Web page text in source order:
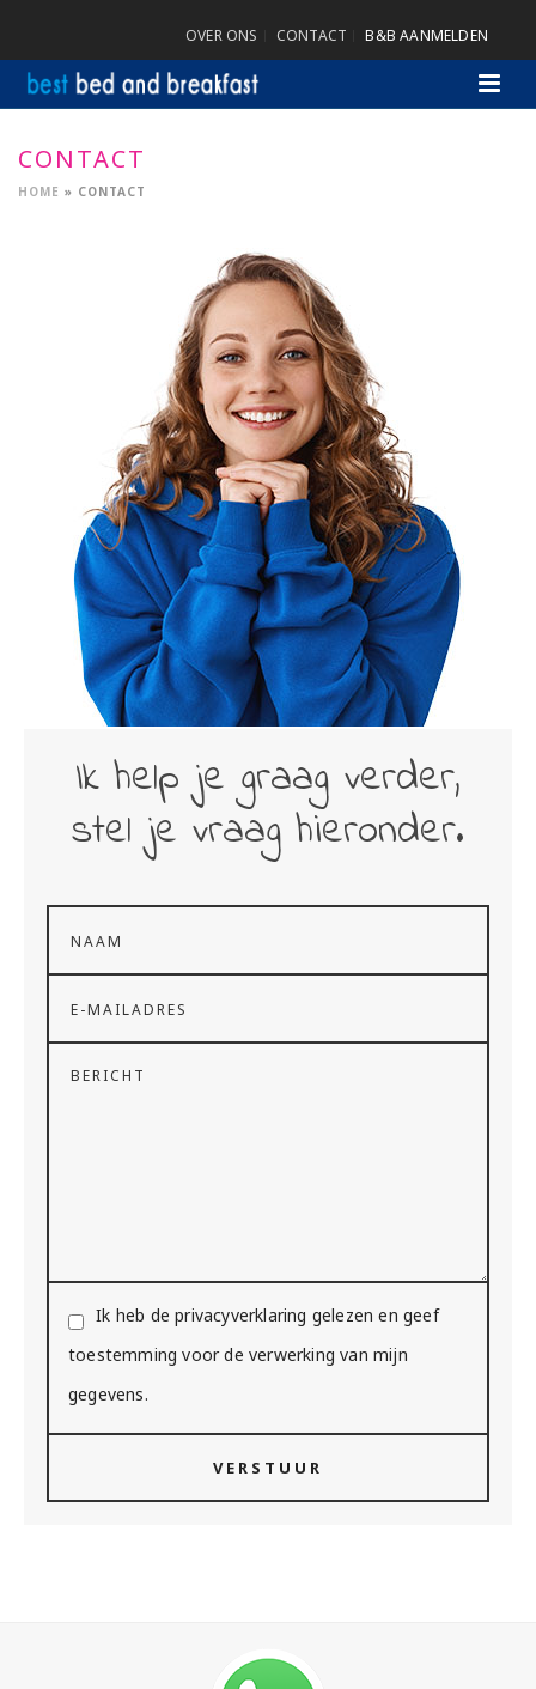
OVER ONS CONTACT B&B AANMELDEN
CONTACT
HOME » CONTACT
Ik help je graag verder,
stel je vraag hieronder.
Ik heb de privacyverklaring gelezen en geef
toestemming voor de verwerking van mijn
gegevens.
VERSTUUR